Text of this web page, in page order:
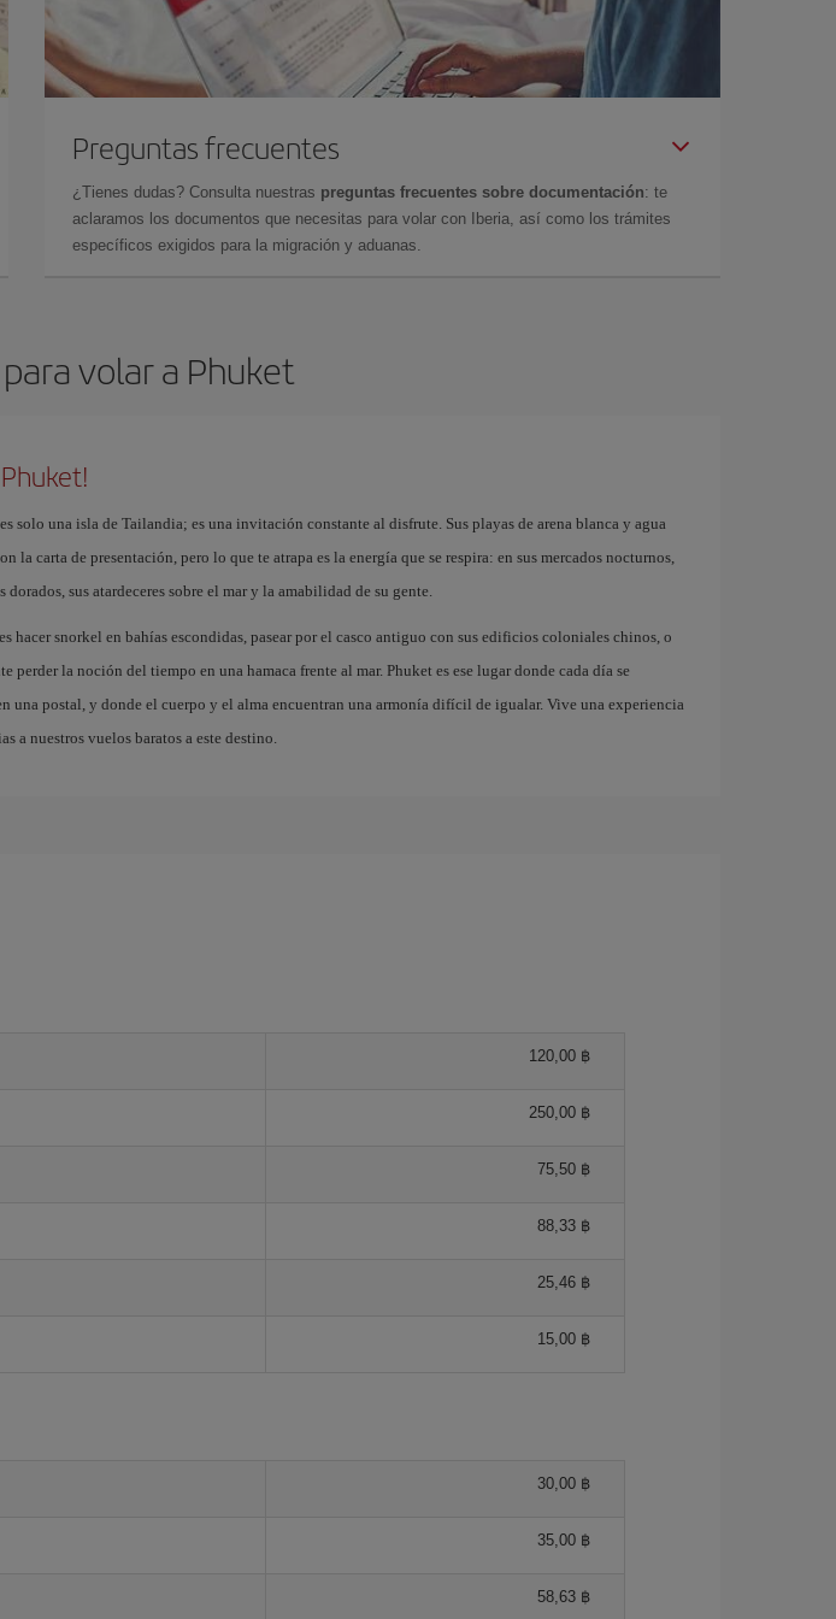
Preguntas frecuentes
¿Tienes dudas? Consulta nuestras preguntas frecuentes sobre documentación: te
aclaramos los documentos que necesitas para volar con Iberia, así como los trámites
específicos exigidos para la migración y aduanas.
volar a Phuket
solo una isla de Tailandia; es una invitación constante al disfrute. Sus playas de arena blanca y agua
la carta de presentación, pero lo que te atrapa es la energía que se respira: en sus mercados nocturnos,
dorados, sus atardeceres sobre el mar y la amabilidad de su gente.
hacer snorkel en bahías escondidas, pasear por el casco antiguo con sus edificios coloniales chinos, o
perder la noción del tiempo en una hamaca frente al mar. Phuket es ese lugar donde cada día se
una postal, y donde el cuerpo y el alma encuentran una armonía difícil de igualar. Vive una experiencia
a nuestros vuelos baratos a este destino.
120,00 ฿
250,00 ฿
75,50 ฿
88,33 ฿
25,46 ฿
15,00 ฿
30,00 ฿
35,00 ฿
58,63 ฿